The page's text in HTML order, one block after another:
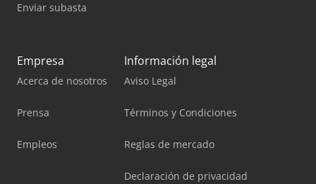
Enviar subasta
Empresa
Acerca de nosotros
Prensa
Empleos
Información legal
Aviso Legal
Términos y Condiciones
Reglas de mercado
Declaración de privacidad